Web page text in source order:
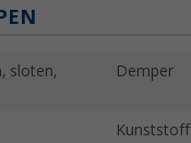
sloten,
Demper
Kunststoff